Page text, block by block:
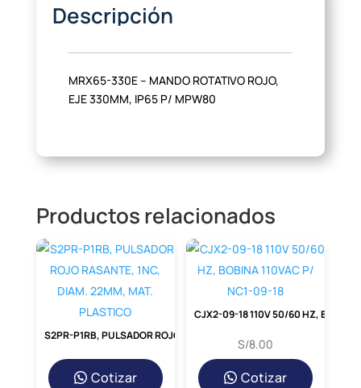
Descripción
MRX65-330E – MANDO ROTATIVO ROJO,
EJE 330MM, IP65 P/ MPW80
Productos relacionados
Cotizar
S/8.00
Cotizar